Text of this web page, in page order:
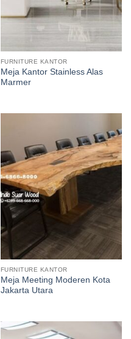
FURNITURE KANTOR
Meja Kantor Stainless Alas
Marmer
FURNITURE KANTOR
Meja Meeting Moderen Kota
Jakarta Utara